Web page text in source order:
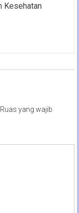
Kesehatan
Ruas yang wajib